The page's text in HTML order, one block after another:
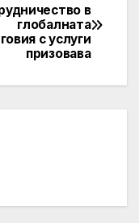
в
глобалната
с услуги
призовава